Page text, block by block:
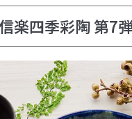
楽四季彩陶 第7